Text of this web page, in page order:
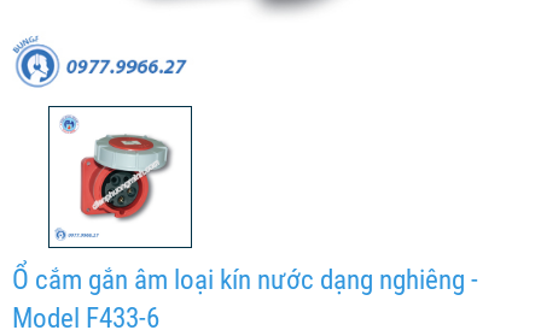
Ổ cắm gắn âm loại kín nước dạng nghiêng -
Model F433-6